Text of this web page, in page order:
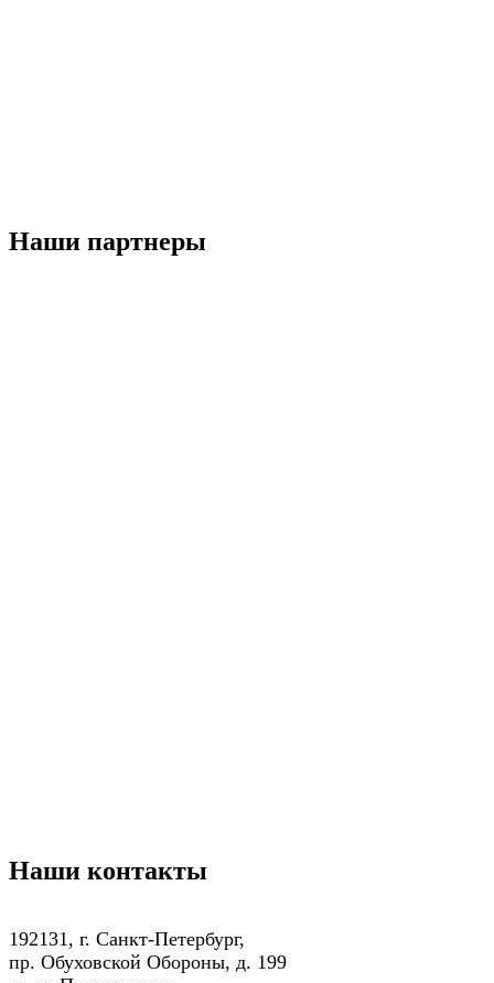
Наши партнеры
Наши контакты
192131, г. Санкт-Петербург,
пр. Обуховской Обороны, д. 199